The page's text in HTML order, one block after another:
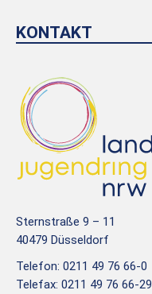
KONTAKT
Sternstraße 9 – 11
40479 Düsseldorf
Telefon: 0211 49 76 66-0
Telefax: 0211 49 76 66-29